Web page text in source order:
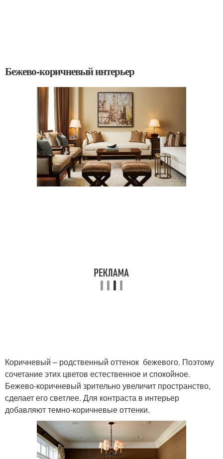
Бежево-коричневый интерьер
Коричневый – родственный оттенок бежевого. Поэтому
сочетание этих цветов естественное и спокойное.
Бежево-коричневый зрительно увеличит пространство,
сделает его светлее. Для контраста в интерьер
добавляют темно-коричневые оттенки.